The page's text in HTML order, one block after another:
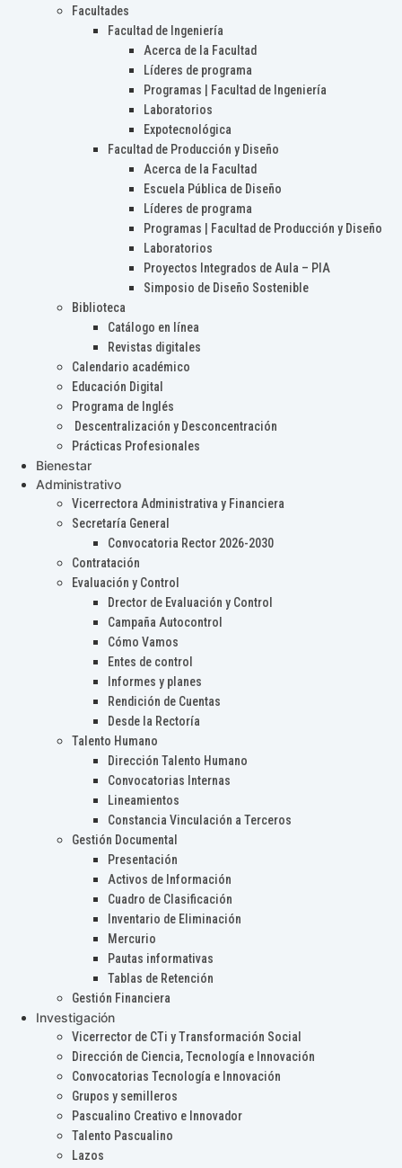
Facultades
Facultad de Ingeniería
Acerca de la Facultad
Líderes de programa
Programas | Facultad de Ingeniería
Laboratorios
Expotecnológica
Facultad de Producción y Diseño
Acerca de la Facultad
Escuela Pública de Diseño
Líderes de programa
Programas | Facultad de Producción y Diseño
Laboratorios
Proyectos Integrados de Aula – PIA
Simposio de Diseño Sostenible
Biblioteca
Catálogo en línea
Revistas digitales
Calendario académico
Educación Digital
Programa de Inglés
Descentralización y Desconcentración
Prácticas Profesionales
Bienestar
Administrativo
Vicerrectora Administrativa y Financiera
Secretaría General
Convocatoria Rector 2026-2030
Contratación
Evaluación y Control
Drector de Evaluación y Control
Campaña Autocontrol
Cómo Vamos
Entes de control
Informes y planes
Rendición de Cuentas
Desde la Rectoría
Talento Humano
Dirección Talento Humano
Convocatorias Internas
Lineamientos
Constancia Vinculación a Terceros
Gestión Documental
Presentación
Activos de Información
Cuadro de Clasificación
Inventario de Eliminación
Mercurio
Pautas informativas
Tablas de Retención
Gestión Financiera
Investigación
Vicerrector de CTi y Transformación Social
Dirección de Ciencia, Tecnología e Innovación
Convocatorias Tecnología e Innovación
Grupos y semilleros
Pascualino Creativo e Innovador
Talento Pascualino
Lazos